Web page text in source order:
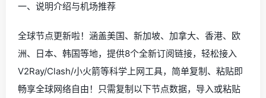
一、说明介绍与机场推荐
全球节点更新啦！涵盖美国、新加坡、加拿大、香港、欧
洲、日本、韩国等地，提供8个全新订阅链接，轻松接入
V2Ray/Clash/小火箭等科学上网工具，简单复制、粘贴即
畅享全球网络自由！只需复制以下节点数据，导入或粘贴